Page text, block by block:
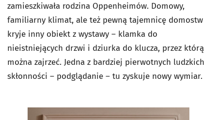
zamieszkiwała rodzina Oppenheimów. Domowy,
familiarny klimat, ale też pewną tajemnicę domostw
kryje inny obiekt z wystawy – klamka do
nieistniejących drzwi i dziurka do klucza, przez którą
można zajrzeć. Jedna z bardziej pierwotnych ludzkich
skłonności – podglądanie – tu zyskuje nowy wymiar.